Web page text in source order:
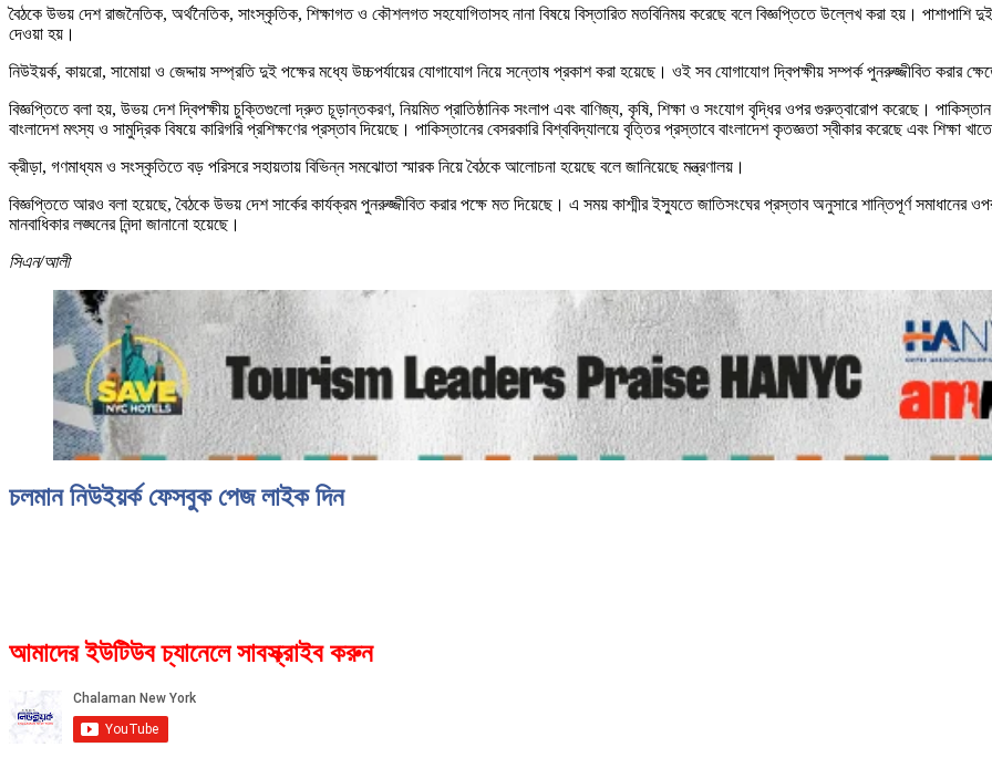
বৈঠকে উভয় দেশ রাজনৈতিক, অর্থনৈতিক, সাংস্কৃতিক, শিক্ষাগত ও কৌশলগত সহযোগিতাসহ নানা বিষয়ে বিস্তারিত মতবিনিময় করেছে বলে বিজ্ঞপ্তিতে উল্লেখ করা হয়।
দেওয়া হয়।
নিউইয়র্ক, কায়রো, সামোয়া ও জেদ্দায় সম্প্রতি দুই পক্ষের মধ্যে উচ্চপর্যায়ের যোগাযোগ নিয়ে সন্তোষ প্রকাশ করা হয়েছে। ওই সব যোগাযোগ দ্বিপক্ষীয় সম্পর্ক পুনরুজ্জীবিত করার
বিজ্ঞপ্তিতে বলা হয়, উভয় দেশ দ্বিপক্ষীয় চুক্তিগুলো দ্রুত চূড়ান্তকরণ, নিয়মিত প্রাতিষ্ঠানিক সংলাপ এবং বাণিজ্য, কৃষি, শিক্ষা ও সংযোগ বৃদ্ধির ওপর গুরুত্বারোপ করেছে।
বাংলাদেশ মৎস্য ও সামুদ্রিক বিষয়ে কারিগরি প্রশিক্ষণের প্রস্তাব দিয়েছে। পাকিস্তানের বেসরকারি বিশ্ববিদ্যালয়ে বৃত্তির প্রস্তাবে বাংলাদেশ কৃতজ্ঞতা স্বীকার করেছে এবং
ক্রীড়া, গণমাধ্যম ও সংস্কৃতিতে বড় পরিসরে সহায়তায় বিভিন্ন সমঝোতা স্মারক নিয়ে বৈঠকে আলোচনা হয়েছে বলে জানিয়েছে মন্ত্রণালয়।
বিজ্ঞপ্তিতে আরও বলা হয়েছে, বৈঠকে উভয় দেশ সার্কের কার্যক্রম পুনরুজ্জীবিত করার পক্ষে মত দিয়েছে। এ সময় কাশ্মীর ইস্যুতে জাতিসংঘের প্রস্তাব অনুসারে শান্তিপূর্ণ
মানবাধিকার লঙ্ঘনের নিন্দা জানানো হয়েছে।
সিএন/আলী
চলমান নিউইয়র্ক ফেসবুক পেজ লাইক দিন
আমাদের ইউটিউব চ্যানেলে সাবস্ক্রাইব করুন